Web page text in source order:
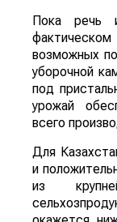
Пока
возможных
уборочной
под
урожай
всего
Для
и
из